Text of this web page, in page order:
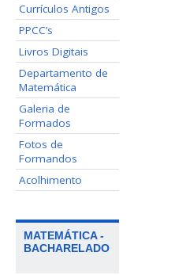
Currículos Antigos
PPCC’s
Livros Digitais
Departamento de
Matemática
Galeria de
Formados
Fotos de
Formandos
Acolhimento
MATEMÁTICA -
BACHARELADO